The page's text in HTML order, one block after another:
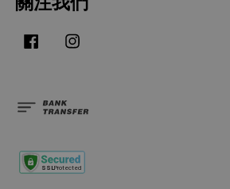
Facebook